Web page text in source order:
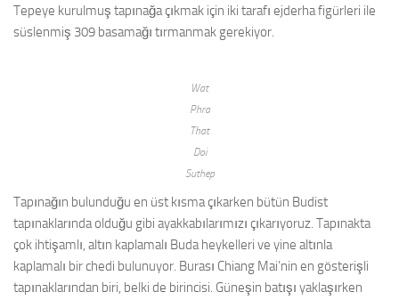
Tepeye kurulmuş tapınağa çıkmak için iki tarafı ejderha figürleri ile
süslenmiş 309 basamağı tırmanmak gerekiyor.
Wat
Phra
That
Doi
Suthep
Tapınağın bulunduğu en üst kısma çıkarken bütün Budist
tapınaklarında olduğu gibi ayakkabılarımızı çıkarıyoruz. Tapınakta
çok ihtişamlı, altın kaplamalı Buda heykelleri ve yine altınla
kaplamalı bir chedi bulunuyor. Burası Chiang Mai’nin en gösterişli
tapınaklarından biri, belki de birincisi. Güneşin batışı yaklaşırken